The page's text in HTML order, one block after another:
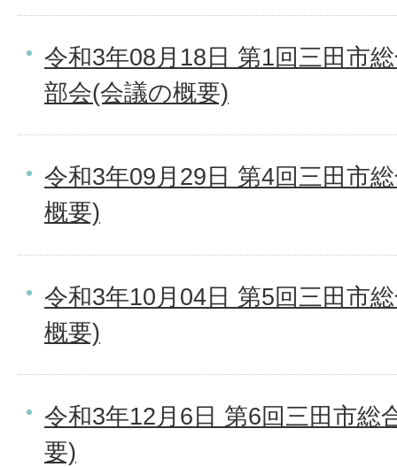
令和3年08月18日 第1回三田市
部会(会議の概要)
令和3年09月29日 第4回三田市
概要)
令和3年10月04日 第5回三田市
概要)
令和3年12月6日 第6回三田市総
要)